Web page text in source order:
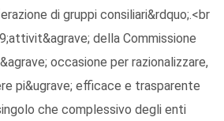
di gruppi consiliari&rdquo;.<br
della Commissione
occasione per razionalizzare,
pi&ugrave; efficace e trasparente
che complessivo degli enti